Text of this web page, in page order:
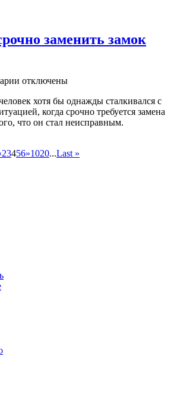
стоимостизаменить замок
к
Как
срочно
срочно
Чиза
отключены
хотя бы однажды сталкивался с
когда срочно требуется замена
что он стал неисправным.
23456»1020...Last »